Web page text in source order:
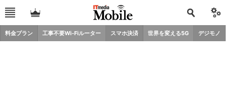
料金プラン 工事不要Wi-Fiルーター スマホ決済 世界を変える5G デジモノ